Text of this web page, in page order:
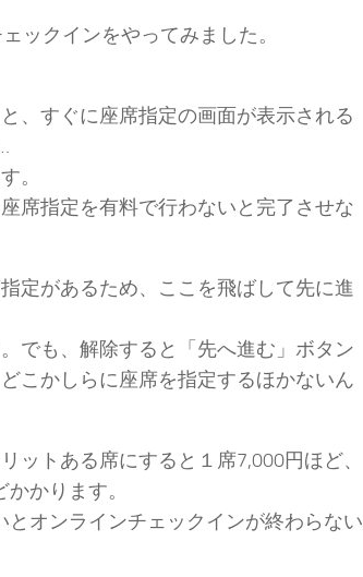
ックインをやってみました。
、すぐに座席指定の画面が表示される
。
席指定を有料で行わないと完了させな
定があるため、ここを飛ばして先に進
でも、解除すると「先へ進む」ボタン
こかしらに座席を指定するほかないん
ットある席にすると１席7,000円ほど、
かります。
オンラインチェックインが終わらない